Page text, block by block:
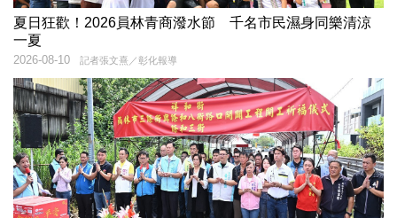
夏日狂歡！2026員林青商潑水節 千名市民濕身同樂清涼
一夏
記者張文熹／彰化報導
2026-08-10